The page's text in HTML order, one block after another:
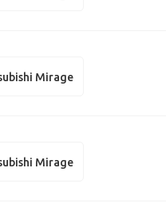
Mirage
Mirage